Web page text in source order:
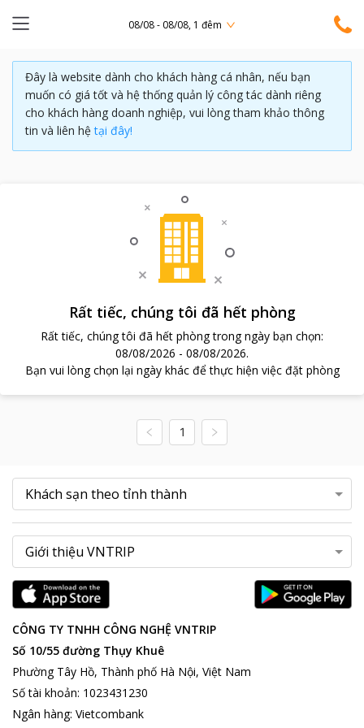
08/08 - 08/08, 1 đêm
Đây là website dành cho khách hàng cá nhân, nếu bạn
muốn có giá tốt và hệ thống quản lý công tác dành riêng
cho khách hàng doanh nghiệp, vui lòng tham khảo thông
tin và liên hệ tại đây!
Rất tiếc, chúng tôi đã hết phòng
Rất tiếc, chúng tôi đã hết phòng trong ngày bạn chọn:
08/08/2026 - 08/08/2026.
Bạn vui lòng chọn lại ngày khác để thực hiện việc đặt phòng
1
CÔNG TY TNHH CÔNG NGHỆ VNTRIP
Số 10/55 đường Thụy Khuê
Phường Tây Hồ, Thành phố Hà Nội, Việt Nam
Số tài khoản: 1023431230
Ngân hàng: Vietcombank